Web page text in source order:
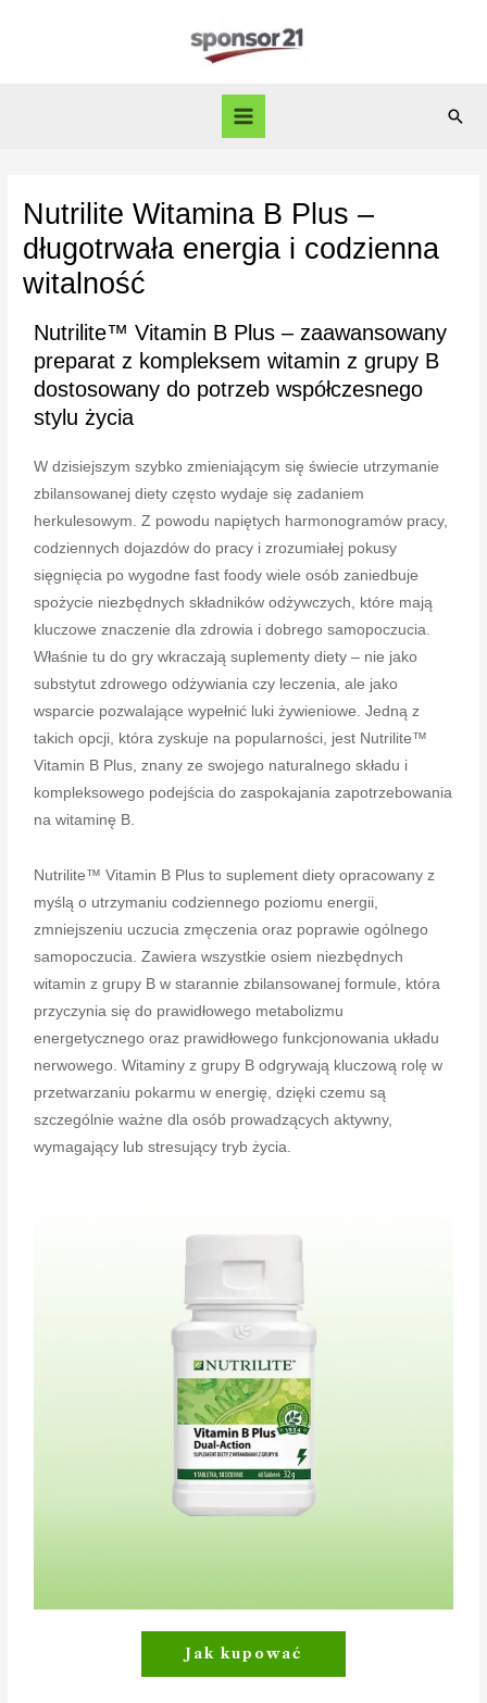
Nutrilite Witamina B Plus –
długotrwała energia i codzienna
witalność
Nutrilite™ Vitamin B Plus – zaawansowany
preparat z kompleksem witamin z grupy B
dostosowany do potrzeb współczesnego
stylu życia
W dzisiejszym szybko zmieniającym się świecie utrzymanie
zbilansowanej diety często wydaje się zadaniem
herkulesowym. Z powodu napiętych harmonogramów pracy,
codziennych dojazdów do pracy i zrozumiałej pokusy
sięgnięcia po wygodne fast foody wiele osób zaniedbuje
spożycie niezbędnych składników odżywczych, które mają
kluczowe znaczenie dla zdrowia i dobrego samopoczucia.
Właśnie tu do gry wkraczają suplementy diety – nie jako
substytut zdrowego odżywiania czy leczenia, ale jako
wsparcie pozwalające wypełnić luki żywieniowe. Jedną z
takich opcji, która zyskuje na popularności, jest Nutrilite™
Vitamin B Plus, znany ze swojego naturalnego składu i
kompleksowego podejścia do zaspokajania zapotrzebowania
na witaminę B.
Nutrilite™ Vitamin B Plus to suplement diety opracowany z
myślą o utrzymaniu codziennego poziomu energii,
zmniejszeniu uczucia zmęczenia oraz poprawie ogólnego
samopoczucia. Zawiera wszystkie osiem niezbędnych
witamin z grupy B w starannie zbilansowanej formule, która
przyczynia się do prawidłowego metabolizmu
energetycznego oraz prawidłowego funkcjonowania układu
nerwowego. Witaminy z grupy B odgrywają kluczową rolę w
przetwarzaniu pokarmu w energię, dzięki czemu są
szczególnie ważne dla osób prowadzących aktywny,
wymagający lub stresujący tryb życia.
Jak kupować